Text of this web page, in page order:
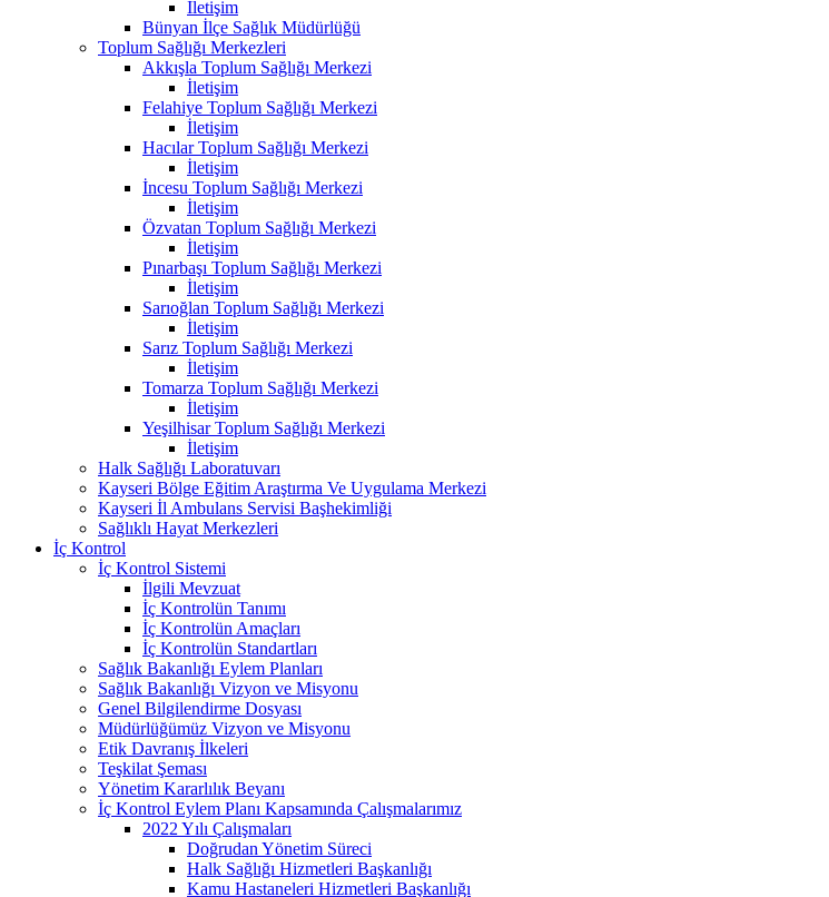
İletişim
Bünyan İlçe Sağlık Müdürlüğü
Toplum Sağlığı Merkezleri
Akkışla Toplum Sağlığı Merkezi
İletişim
Felahiye Toplum Sağlığı Merkezi
İletişim
Hacılar Toplum Sağlığı Merkezi
İletişim
İncesu Toplum Sağlığı Merkezi
İletişim
Özvatan Toplum Sağlığı Merkezi
İletişim
Pınarbaşı Toplum Sağlığı Merkezi
İletişim
Sarıoğlan Toplum Sağlığı Merkezi
İletişim
Sarız Toplum Sağlığı Merkezi
İletişim
Tomarza Toplum Sağlığı Merkezi
İletişim
Yeşilhisar Toplum Sağlığı Merkezi
İletişim
Halk Sağlığı Laboratuvarı
Kayseri Bölge Eğitim Araştırma Ve Uygulama Merkezi
Kayseri İl Ambulans Servisi Başhekimliği
Sağlıklı Hayat Merkezleri
İç Kontrol
İç Kontrol Sistemi
İlgili Mevzuat
İç Kontrolün Tanımı
İç Kontrolün Amaçları
İç Kontrolün Standartları
Sağlık Bakanlığı Eylem Planları
Sağlık Bakanlığı Vizyon ve Misyonu
Genel Bilgilendirme Dosyası
Müdürlüğümüz Vizyon ve Misyonu
Etik Davranış İlkeleri
Teşkilat Şeması
Yönetim Kararlılık Beyanı
İç Kontrol Eylem Planı Kapsamında Çalışmalarımız
2022 Yılı Çalışmaları
Doğrudan Yönetim Süreci
Halk Sağlığı Hizmetleri Başkanlığı
Kamu Hastaneleri Hizmetleri Başkanlığı